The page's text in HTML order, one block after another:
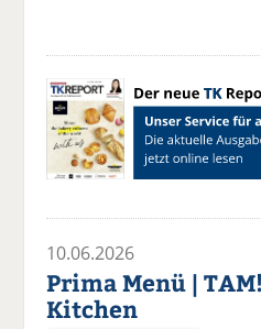
10.06.2026
Prima Menü |
Kitchen